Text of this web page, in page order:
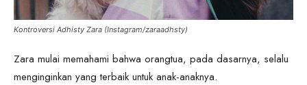
Kontroversi Adhisty Zara (Instagram/zaraadhsty)
Zara mulai memahami bahwa orangtua, pada dasarnya, selalu
menginginkan yang terbaik untuk anak-anaknya.